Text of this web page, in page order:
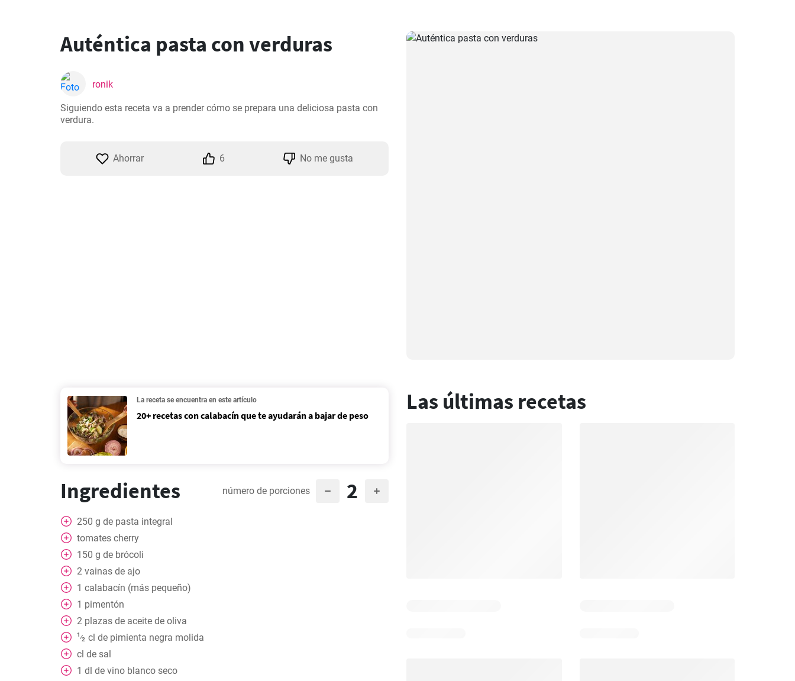
Auténtica pasta con verduras
ronik
Siguiendo esta receta va a prender cómo se prepara una deliciosa pasta con
verdura.
Ahorrar 6 No me gusta
La receta se encuentra en este artículo
20+ recetas con calabacín que te ayudarán a bajar de peso
Ingredientes número de porciones 2
250 g de pasta integral
tomates cherry
150 g de brócoli
2 vainas de ajo
1 calabacín (más pequeño)
1 pimentón
2 plazas de aceite de oliva
1⁄2 cl de pimienta negra molida
cl de sal
1 dl de vino blanco seco
Las últimas recetas